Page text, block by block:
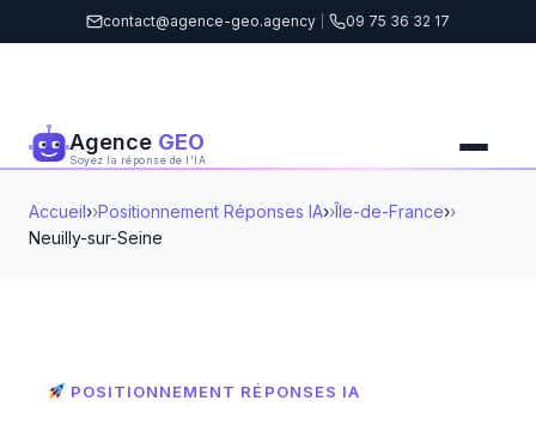
contact@agence-geo.agency 09 75 36 32 17
Agence GEO
Soyez la réponse de l'IA
Accueil› Positionnement Réponses IA› Île-de-France›
Neuilly-sur-Seine
POSITIONNEMENT RÉPONSES IA